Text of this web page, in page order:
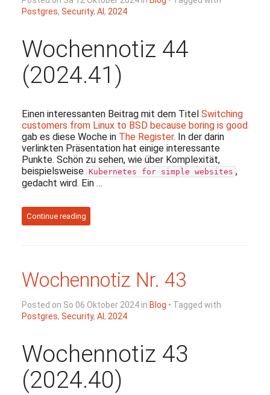
Postgres, Security, AI , 2024
Wochennotiz 44
(2024.41)
Einen interessanten Beitrag mit dem Titel Switching
customers from Linux to BSD because boring is good
gab es diese Woche in The Register. In der darin
verlinkten Präsentation hat einige interessante
Punkte. Schön zu sehen, wie über Komplexität,
beispielsweise Kubernetes for simple websites ,
gedacht wird. Ein …
Continue reading
Wochennotiz Nr. 43
Posted on So 06 Oktober 2024 in Blog • Tagged with
Postgres, Security, AI , 2024
Wochennotiz 43
(2024.40)